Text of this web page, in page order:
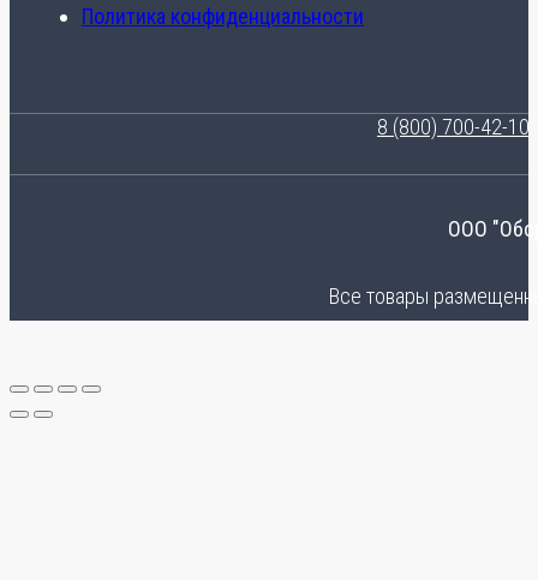
Политика конфиденциальности
8 (800) 700-42-10
ООО
Все товары